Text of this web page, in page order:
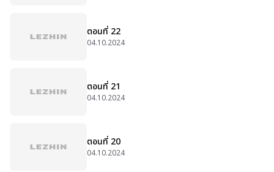
ตอนที่ 22
04.10.2024
ตอนที่ 21
04.10.2024
ตอนที่ 20
04.10.2024